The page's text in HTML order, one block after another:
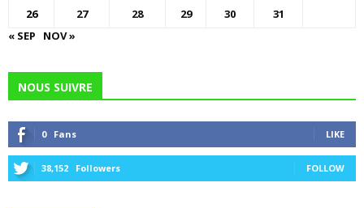
26 27 28 29 30
31
« SEP
NOV »
NOUS SUIVRE
0 Fans LIKE
38,152 Followers FOLLOW